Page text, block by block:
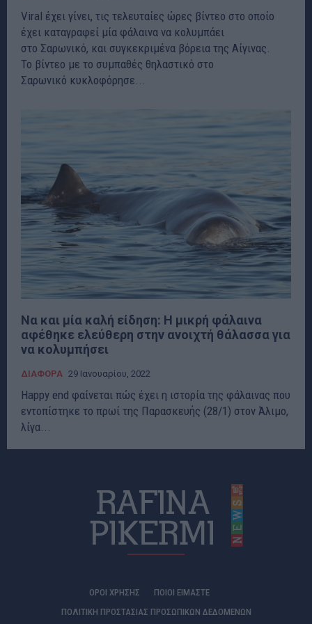
Viral έχει γίνει, τις τελευταίες ώρες βίντεο στο οποίο
έχει καταγραφεί μία φάλαινα να κολυμπάει
στο Σαρωνικό, και συγκεκριμένα βόρεια της Αίγινας.
Το βίντεο με το συμπαθές θηλαστικό στο
Σαρωνικό κυκλοφόρησε...
Να και μία καλή είδηση: Η μικρή φάλαινα
αφέθηκε ελεύθερη στην ανοιχτή θάλασσα για
να κολυμπήσει
ΔΙΑΦΟΡΑ 29 Ιανουαρίου, 2022
Ηappy end φαίνεται πώς έχει η ιστορία της φάλαινας που
εντοπίστηκε το πρωί της Παρασκευής (28/1) στον Άλιμο,
λίγα...
ΟΡΟΙ ΧΡΗΣΗΣ
ΠΟΙΟΊ ΕΊΜΑΣΤΕ
ΠΟΛΙΤΙΚΗ ΠΡΟΣΤΑΣΙΑΣ ΠΡΟΣΩΠΙΚΩΝ ΔΕΔΟΜΕΝΩΝ